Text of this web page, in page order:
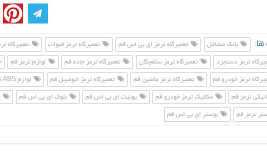
ها: بانک مشاغل تعمیرگاه ترمز ای بی اس قم تعمیرگاه ترمز قنوات تعمیرگاه
ترمز دستجرد تعمیرگاه ترمز سلفچگان تعمیرگاه ترمز جاده قم لوازم ترمز قم
ترمز خودرو قم تعمیرگاه ترمز ماشین قم تعمیرگاه ترمز اتومبیل قم لوازم ABS قم
ترمز قم مکانیک ترمز خودرو قم یونیت ای بی اس قم بلوک ای بی اس قم
ترمز قم بوستر ای بی اس قم